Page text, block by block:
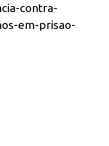
contra-
em-prisao-